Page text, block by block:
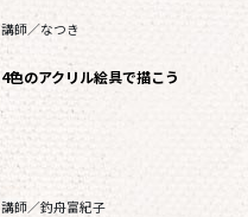
講師／なつき
4色のアクリル絵具で描こう
講師／釣舟富紀子